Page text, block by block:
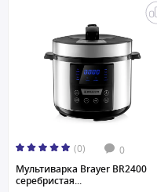
(0) 0
Мультиваркa Brayer BR2400
серебристая...